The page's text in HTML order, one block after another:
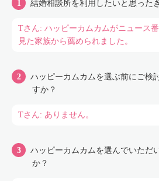
結婚相談所を利用したいと思った
Tさん: ハッピーカムカムがニュース
見た家族から薦められました。
ハッピーカムカムを選ぶ前にご検
すか？
Tさん: ありません。
ハッピーカムカムを選んでいただ
か？